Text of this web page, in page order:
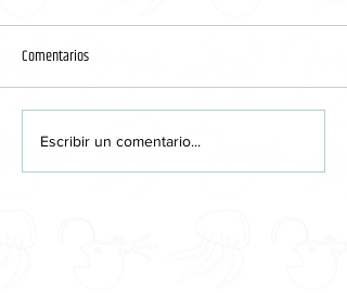
Comentarios
Escribir un comentario...